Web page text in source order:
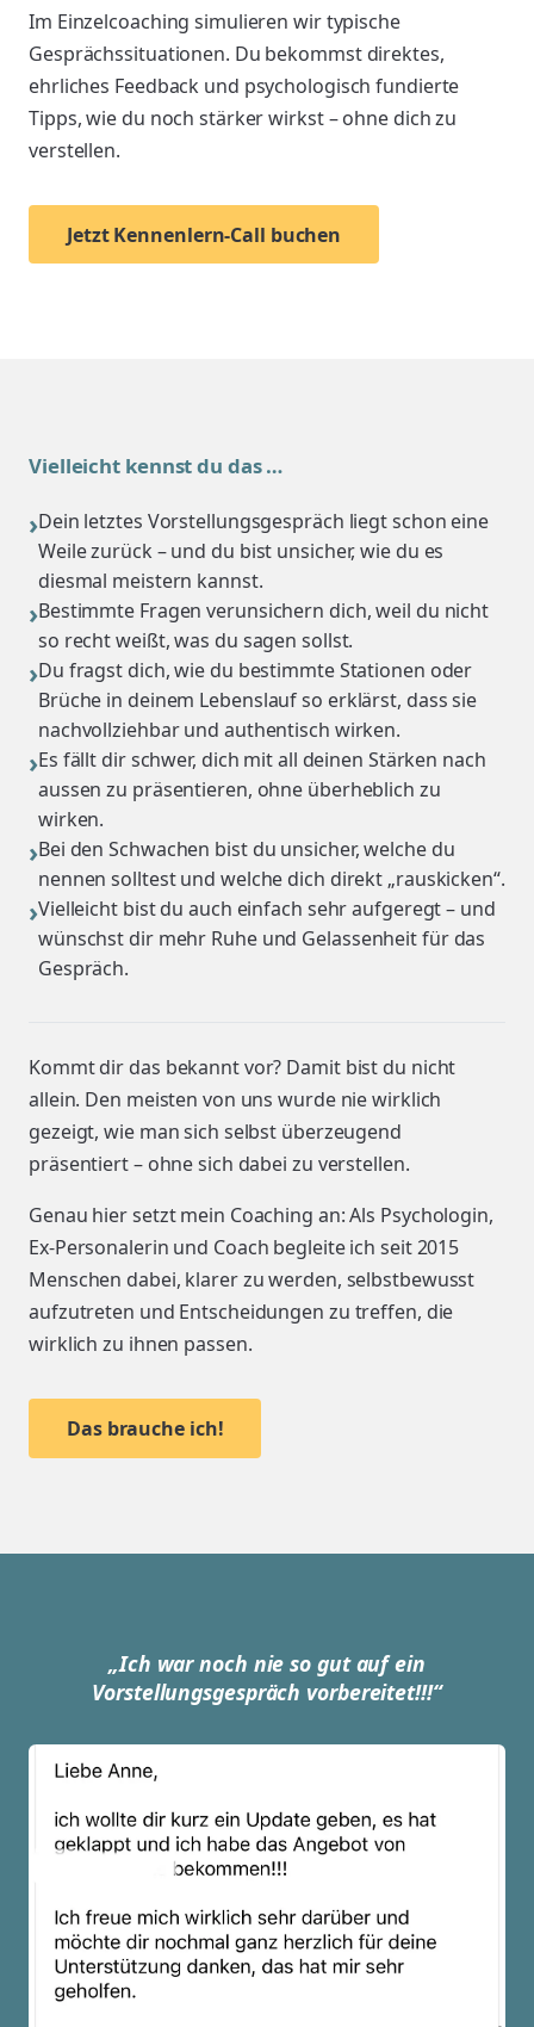
Im Einzelcoaching simulieren wir typische
Gesprächssituationen. Du bekommst direktes,
ehrliches Feedback und psychologisch fundierte
Tipps, wie du noch stärker wirkst – ohne dich zu
verstellen.
Jetzt Kennenlern-Call buchen
Vielleicht kennst du das …
Dein letztes Vorstellungsgespräch liegt schon eine
Weile zurück – und du bist unsicher, wie du es
diesmal meistern kannst.
Bestimmte Fragen verunsichern dich, weil du nicht
so recht weißt, was du sagen sollst.
Du fragst dich, wie du bestimmte Stationen oder
Brüche in deinem Lebenslauf so erklärst, dass sie
nachvollziehbar und authentisch wirken.
Es fällt dir schwer, dich mit all deinen Stärken nach
aussen zu präsentieren, ohne überheblich zu
wirken.
Bei den Schwachen bist du unsicher, welche du
nennen solltest und welche dich direkt „rauskicken“.
Vielleicht bist du auch einfach sehr aufgeregt – und
wünschst dir mehr Ruhe und Gelassenheit für das
Gespräch.
Kommt dir das bekannt vor? Damit bist du nicht
allein. Den meisten von uns wurde nie wirklich
gezeigt, wie man sich selbst überzeugend
präsentiert – ohne sich dabei zu verstellen.
Genau hier setzt mein Coaching an: Als Psychologin,
Ex-Personalerin und Coach begleite ich seit 2015
Menschen dabei, klarer zu werden, selbstbewusst
aufzutreten und Entscheidungen zu treffen, die
wirklich zu ihnen passen.
Das brauche ich!
„Ich war noch nie so gut auf ein
Vorstellungsgespräch vorbereitet!!!“